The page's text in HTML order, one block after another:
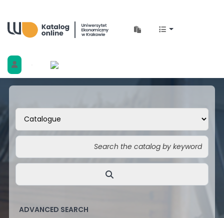
Biblioteka Uniwersytetu Ekonomicznego w
ADVANCED SEARCH